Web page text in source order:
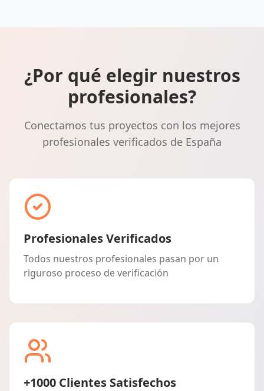
¿Por qué elegir nuestros
profesionales?
Conectamos tus proyectos con los mejores
profesionales verificados de España
Profesionales Verificados
Todos nuestros profesionales pasan por un
riguroso proceso de verificación
+1000 Clientes Satisfechos